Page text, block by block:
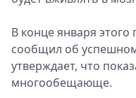
В конце января
сообщил об
утверждает, что
многообещающе.